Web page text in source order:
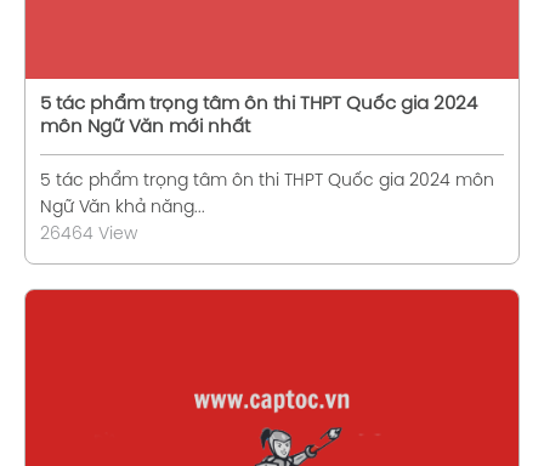
5 tác phẩm trọng tâm ôn thi THPT Quốc gia 2024
môn Ngữ Văn mới nhất
5 tác phẩm trọng tâm ôn thi THPT Quốc gia 2024 môn
Ngữ Văn khả năng...
26464 View